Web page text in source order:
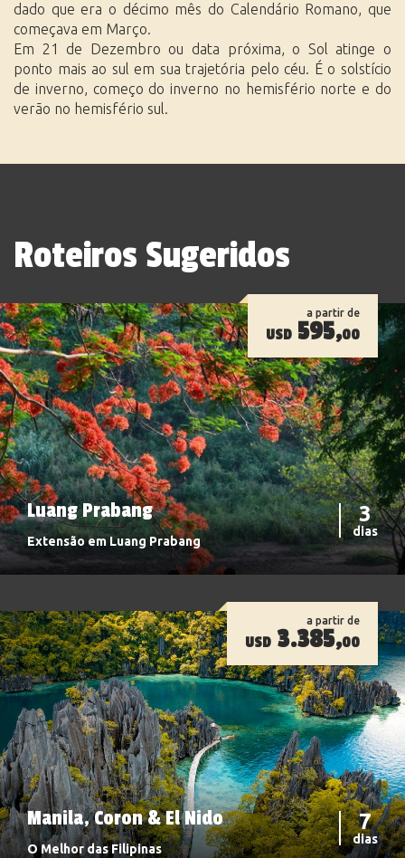
dado que era o décimo mês do Calendário Romano, que
começava em Março.
Em 21 de Dezembro ou data próxima, o Sol atinge o
ponto mais ao sul em sua trajetória pelo céu. É o solstício
de inverno, começo do inverno no hemisfério norte e do
verão no hemisfério sul.
Roteiros Sugeridos
a partir de
USD 595,00
Luang Prabang
Extensão em Luang Prabang
3
dias
a partir de
USD 3.385,00
Manila, Coron & El Nido
O Melhor das Filipinas
7
dias